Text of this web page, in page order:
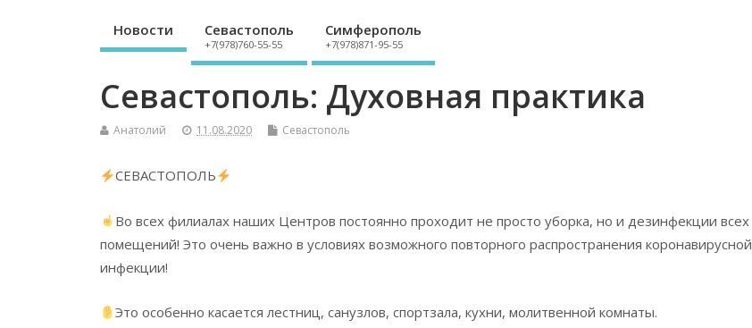
Новости Севастополь
+7(978)760-55-55
Симферополь
+7(978)871-95-55
Севастополь: Духовная практика
Анатолий 11.08.2020 Севастополь
СЕВАСТОПОЛЬ
Во всех филиалах наших Центров постоянно проходит не просто уборка, но и дезинфекции всех
помещений! Это очень важно в условиях возможного повторного распространения коронавирусной
инфекции!
Это особенно касается лестниц, санузлов, спортзала, кухни, молитвенной комнаты.